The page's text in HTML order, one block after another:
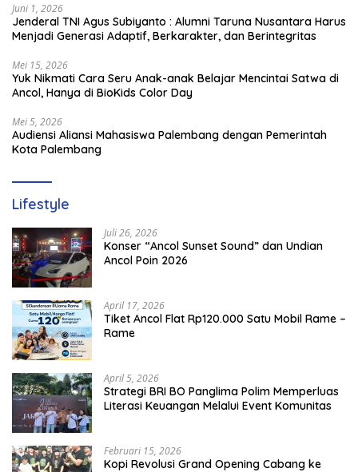
Juni 1, 2026
Jenderal TNI Agus Subiyanto : Alumni Taruna Nusantara Harus
Menjadi Generasi Adaptif, Berkarakter, dan Berintegritas
Mei 15, 2026
Yuk Nikmati Cara Seru Anak-anak Belajar Mencintai Satwa di
Ancol, Hanya di BioKids Color Day
Mei 5, 2026
Audiensi Aliansi Mahasiswa Palembang dengan Pemerintah
Kota Palembang
Lifestyle
Juli 26, 2026
Konser “Ancol Sunset Sound” dan Undian
Ancol Poin 2026
April 17, 2026
Tiket Ancol Flat Rp120.000 Satu Mobil Rame –
Rame
April 5, 2026
​Strategi BRI BO Panglima Polim Memperluas
Literasi Keuangan Melalui Event Komunitas
Februari 15, 2026
Kopi Revolusi Grand Opening Cabang ke